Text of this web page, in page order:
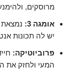
מרוסקים,
אומגה 3:
נמצאת
יש לה תכונות
פרוביוטיקה:
המעי ולחזק את